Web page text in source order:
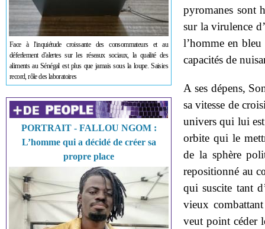
Face à l'inquiétude croissante des consommateurs et au
déferlement d'alertes sur les réseaux sociaux, la qualité des
aliments au Sénégal est plus que jamais sous la loupe. Saisies
record, rôle des laboratoires
PORTRAIT - FALLOU NGOM :
L’homme qui a décidé de créer sa
propre place
pyromanes sont
sur la virulence
l’homme en bleu
capacités de
A ses dépens,
sa vitesse de
univers qui lui
orbite qui le
de la sphère
repositionné au
qui suscite tant
vieux
veut point céder